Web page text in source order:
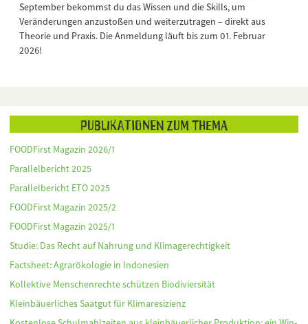
September bekommst du das Wissen und die Skills, um
Veränderungen anzustoßen und weiterzutragen – direkt aus
Theorie und Praxis. Die Anmeldung läuft bis zum 01. Februar
2026!
Publikationen zum Thema
FOODFirst Magazin 2026/1
Parallelbericht 2025
Parallelbericht ETO 2025
FOODFirst Magazin 2025/2
FOODFirst Magazin 2025/1
Studie: Das Recht auf Nahrung und Klimagerechtigkeit
Factsheet: Agrarökologie in Indonesien
Kollektive Menschenrechte schützen Biodiviersität
Kleinbäuerliches Saatgut für Klimaresizienz